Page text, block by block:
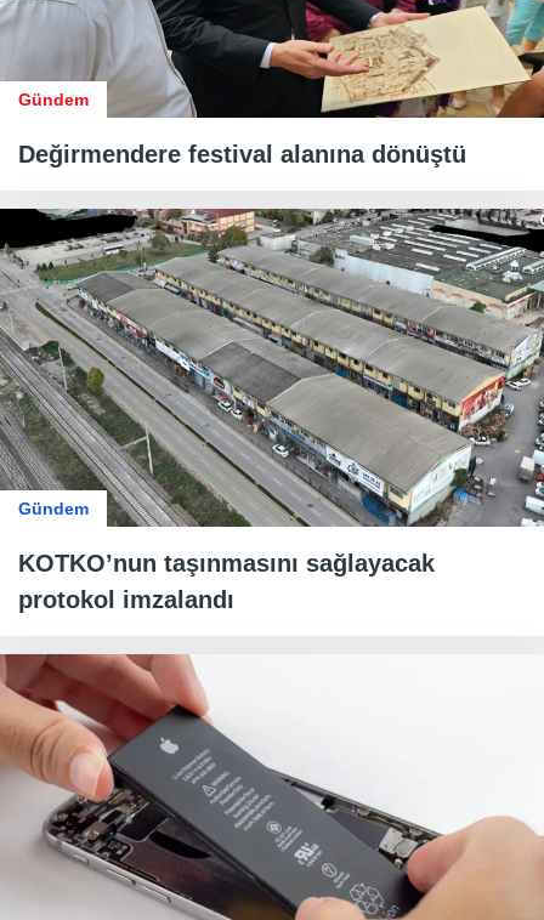
Gündem
Değirmendere festival alanına dönüştü
Gündem
KOTKO’nun taşınmasını sağlayacak
protokol imzalandı